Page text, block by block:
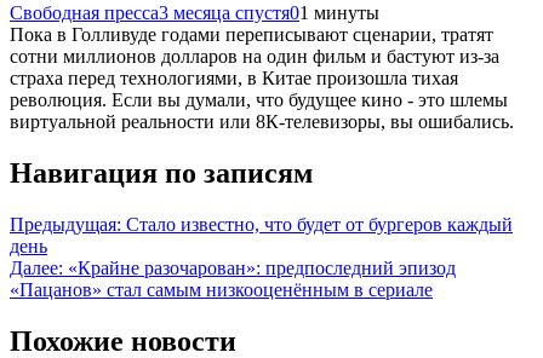
Свободная пресса3 месяца спустя01 минуты
Пока в Голливуде годами переписывают сценарии, тратят
сотни миллионов долларов на один фильм и бастуют из-за
страха перед технологиями, в Китае произошла тихая
революция. Если вы думали, что будущее кино - это шлемы
виртуальной реальности или 8К-телевизоры, вы ошибались.
Навигация по записям
Предыдущая: Стало известно, что будет от бургеров каждый
день
Далее: «Крайне разочарован»: предпоследний эпизод
«Пацанов» стал самым низкооценённым в сериале
Похожие новости